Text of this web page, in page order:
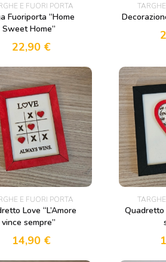
E FUORI PORTA
Fuoriporta “Home
Sweet Home”
22,90 €
E FUORI PORTA
Love “L’Amore
vince sempre”
14,90 €
Quadretto